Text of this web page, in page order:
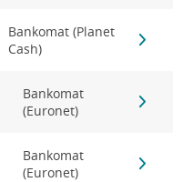
Bankomat (Planet
Cash)
Bankomat
(Euronet)
Bankomat
(Euronet)